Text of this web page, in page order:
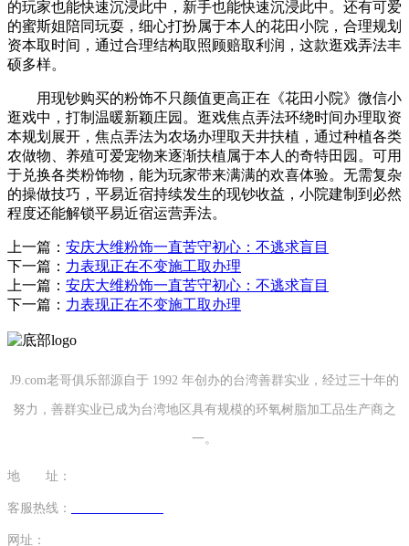
的玩家也能快速沉浸此中，新手也能快速沉浸此中。还有可爱
的蜜斯姐陪同玩耍，细心打扮属于本人的花田小院，合理规划
资本取时间，通过合理结构取照顾赔取利润，这款逛戏弄法丰
硕多样。
用现钞购买的粉饰不只颜值更高正在《花田小院》微信小
逛戏中，打制温暖新颖庄园。逛戏焦点弄法环绕时间办理取资
本规划展开，焦点弄法为农场办理取天井扶植，通过种植各类
农做物、养殖可爱宠物来逐渐扶植属于本人的奇特田园。可用
于兑换各类粉饰物，能为玩家带来满满的欢喜体验。无需复杂
的操做技巧，平易近宿持续发生的现钞收益，小院建制到必然
程度还能解锁平易近宿运营弄法。
上一篇： 安庆大维粉饰一直苦守初心：不逃求盲目
下一篇： 力表现正在不变施工取办理
上一篇： 安庆大维粉饰一直苦守初心：不逃求盲目
下一篇： 力表现正在不变施工取办理
J9.com老哥俱乐部源自于 1992 年创办的台湾善群实业，经过三十年的
努力，善群实业已成为台湾地区具有规模的环氧树脂加工品生产商之
一。
地 址：
客服热线：
网址：